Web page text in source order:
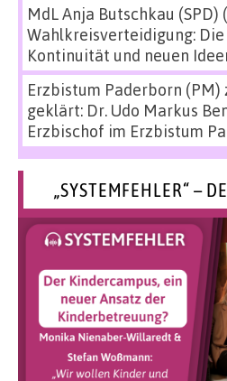
MdL Anja Butschkau (SPD)
Wahlkreisverteidigung:
Kontinuität und neuen
Erzbistum Paderborn (PM)
geklärt: Dr. Udo Markus
Erzbischof im Erzbistum
„SYSTEMFEHLER“ –